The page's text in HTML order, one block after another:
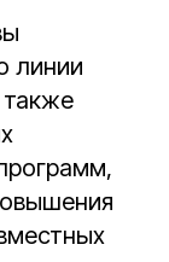
линии